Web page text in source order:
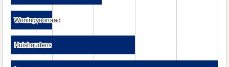
Woningvoorraad
Woningvoorraad
Huishoudens
Huishoudens